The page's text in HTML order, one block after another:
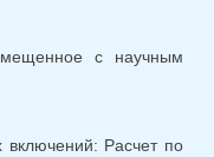
с научным
Расчет по